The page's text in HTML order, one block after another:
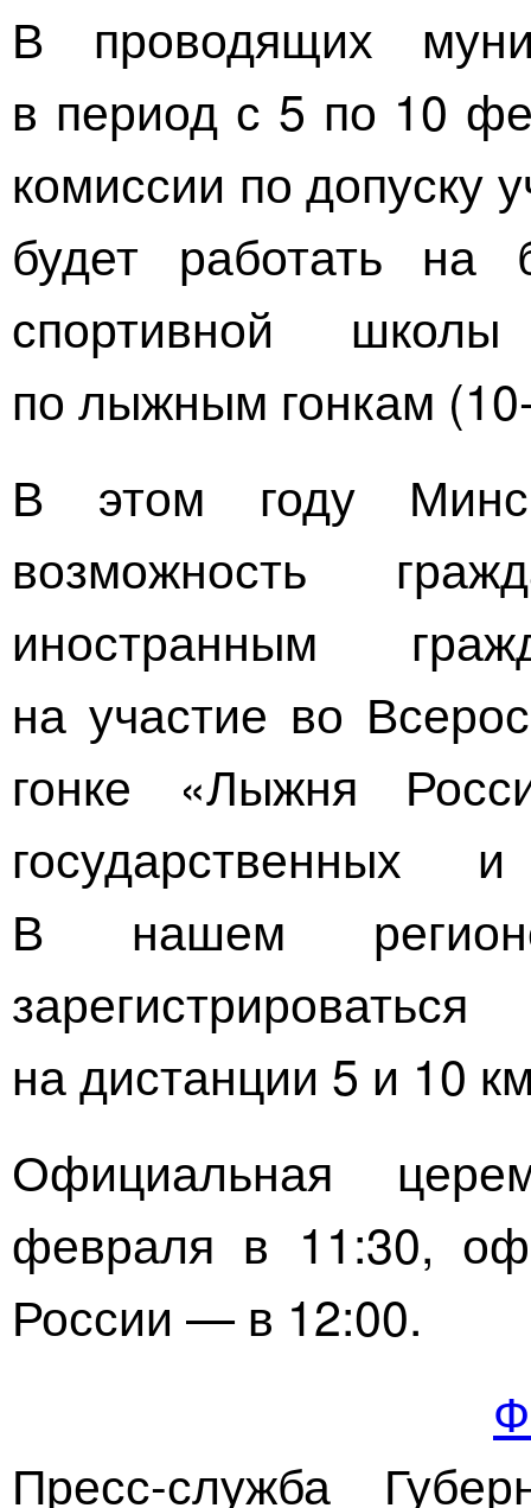
В проводящих
в период с 5 по 10
комиссии по допуску
будет работать на
спортивной
по лыжным гонкам (
В этом году
возможность
иностранным
на участие во
гонке «Лыжня
государственных
В нашем
на дистанции 5 и 10
Официальная
февраля в 11:30,
России — в 12:00.
Пресс-служба